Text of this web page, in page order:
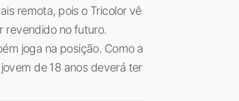
remota, pois o Tricolor vê
revendido no futuro.
joga na posição. Como a
de 18 anos deverá ter